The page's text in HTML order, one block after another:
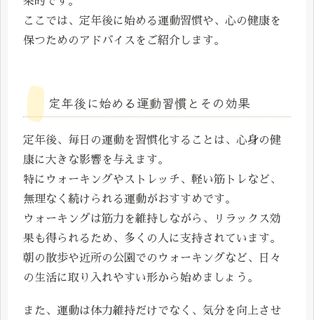
ここでは、定年後に始める運動習慣や、心の健康を
保つためのアドバイスをご紹介します。
定年後に始める運動習慣とその効果
定年後、毎日の運動を習慣化することは、心身の健
康に大きな影響を与えます。
特にウォーキングやストレッチ、軽い筋トレなど、
無理なく続けられる運動がおすすめです。
ウォーキングは筋力を維持しながら、リラックス効
果も得られるため、多くの人に支持されています。
朝の散歩や近所の公園でのウォーキングなど、日々
の生活に取り入れやすい形から始めましょう。
また、運動は体力維持だけでなく、気分を向上させ